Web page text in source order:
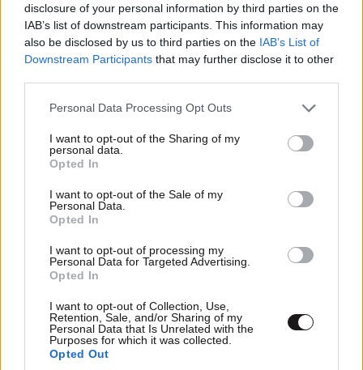
disclosure of your personal information by third parties on the
IAB’s list of downstream participants. This information may
also be disclosed by us to third parties on the IAB’s List of
Downstream Participants that may further disclose it to other
Please note that this website/app uses one or more Google
not limited to your visit or usage behaviour. You may click to
grant or deny consent to Google and its third-party tags to
use your data for below specified purposes in below Google
consent section.
Personal Data Processing Opt Outs
I want to opt-out of the Sharing of my
personal data.
Opted In
I want to opt-out of the Sale of my
Personal Data.
Opted In
I want to opt-out of processing my
Personal Data for Targeted Advertising.
Opted In
I want to opt-out of Collection, Use,
Retention, Sale, and/or Sharing of my
Personal Data that Is Unrelated with the
Purposes for which it was collected.
Opted Out
Ζευγάρι από τις ΗΠΑ που «υιοθέτησε» τον
Αφγανό κατηγορούμενο για τη δολοφονία της
έδειξε ποτέ ότι ήταν ικανός για κάτι τέτοιο»